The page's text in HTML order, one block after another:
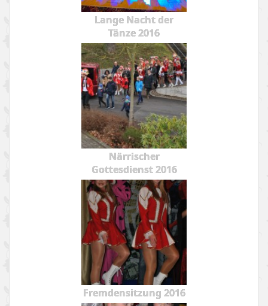
Lange Nacht der
Tänze 2016
Närrischer
Gottesdienst 2016
Fremdensitzung 2016